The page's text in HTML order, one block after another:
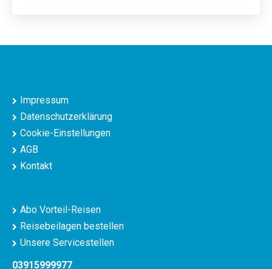
Impressum
Datenschutzerklärung
Cookie-Einstellungen
AGB
Kontakt
Abo Vorteil-Reisen
Reisebeilagen bestellen
Unsere Servicestellen
03915999977